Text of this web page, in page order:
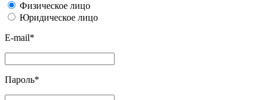
Физическое лицо
Юридическое лицо
E-mail*
Пароль*